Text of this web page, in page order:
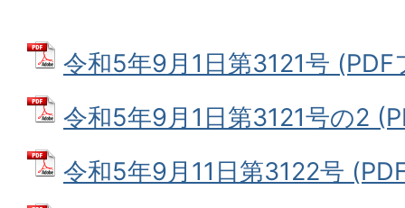
令和5年9月1日第3121号
令和5年9月1日第3121号の2
令和5年9月11日第3122号